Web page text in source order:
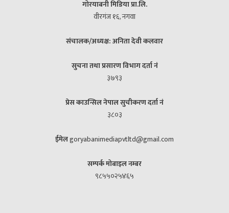
गोरयाबनी मिडिया प्रा.लि.
वीरगंज १६, नगवा
संचालक/अध्यक्ष: अनिता देवी कलवार
सुचना तथा प्रसारण विभाग दर्ता नं
३७९३
प्रेस काउन्सिल नेपाल सुचीकरण दर्ता नं
३८०३
ईमेलgoryabanimediapvtltd@gmail.com
सम्पर्क मोबाइल नम्बर
९८५५०२५४६५